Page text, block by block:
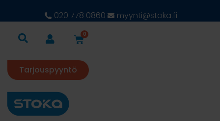
020 778 0860 myynti@stoka.fi
0
Tarjouspyyntö